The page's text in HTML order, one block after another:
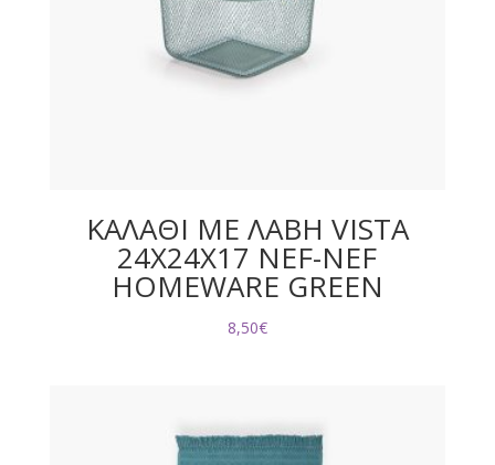
ΚΑΛΑΘΙ ΜΕ ΛΑΒΗ VISTA
24X24X17 NEF-NEF
HOMEWARE GREEN
8,50€